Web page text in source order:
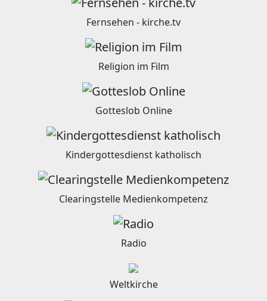
Fernsehen - kirche.tv
Religion im Film
Gotteslob Online
Kindergottesdienst katholisch
Clearingstelle Medienkompetenz
Radio
Weltkirche